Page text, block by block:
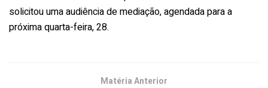
solicitou uma audiência de mediação, agendada para a
próxima quarta-feira, 28.
Matéria Anterior